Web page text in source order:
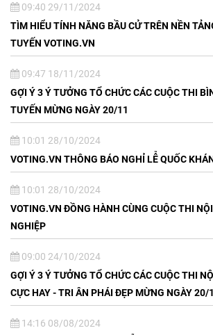
09:40 29/11/2024
TÌM HIỂU TÍNH NĂNG BẦU CỬ TRÊN NỀN
TUYẾN VOTING.VN
09:47 18/11/2024
GỢI Ý 3 Ý TƯỞNG TỔ CHỨC CÁC CUỘC THI
TUYẾN MỪNG NGÀY 20/11
10:01 28/10/2024
VOTING.VN THÔNG BÁO NGHỈ LỄ QUỐC
10:01 28/10/2024
VOTING.VN ĐỒNG HÀNH CÙNG CUỘC THI
NGHIỆP
09:00 24/10/2024
GỢI Ý 3 Ý TƯỞNG TỔ CHỨC CÁC CUỘC THI
CỰC HAY - TRI ÂN PHÁI ĐẸP MỪNG NGÀY 20/
14:16 08/08/2024